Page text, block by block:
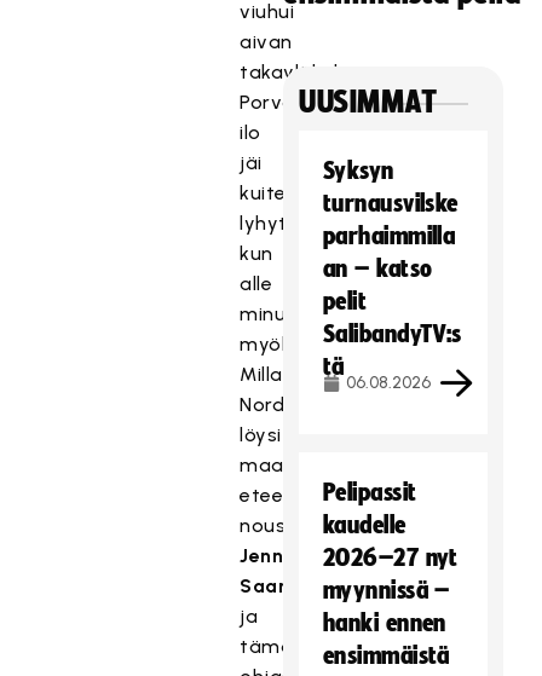
viuhui
aivan
takayläkulmaan.
Porvoolaisten
ilo
jäi
kuitenkin
lyhytaikaiseksi,
kun
alle
minuutti
myöhemmin
Milla
Nordlund
löysi
maalin
eteen
nousseen
Jenna
Saarion
ja
tämä
UUSIMMAT
Syksyn
turnausvilske
parhaimmilla
an – katso
pelit
SalibandyTV:s
tä
06.08.2026
Pelipassit
kaudelle
2026–27 nyt
myynnissä –
hanki ennen
ensimmäistä